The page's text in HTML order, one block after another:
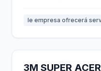
le empresa ofrecerá
3M SUPER